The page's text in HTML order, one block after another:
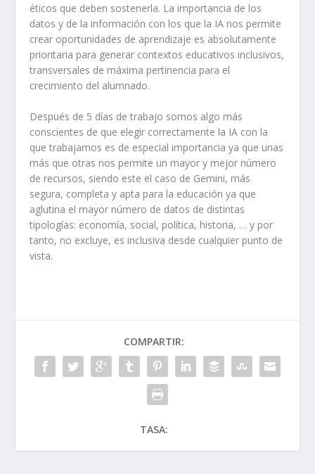
éticos que deben sostenerla. La importancia de los
datos y de la información con los que la IA nos permite
crear oportunidades de aprendizaje es absolutamente
prioritaria para generar contextos educativos inclusivos,
transversales de máxima pertinencia para el
crecimiento del alumnado.
Después de 5 días de trabajo somos algo más
conscientes de que elegir correctamente la IA con la
que trabajamos es de especial importancia ya que unas
más que otras nos permite un mayor y mejor número
de recursos, siendo este el caso de Gemini, más
segura, completa y apta para la educación ya que
aglutina el mayor número de datos de distintas
tipologías: economía, social, política, historia, … y por
tanto, no excluye, es inclusiva desde cualquier punto de
vista.
COMPARTIR:
TASA: